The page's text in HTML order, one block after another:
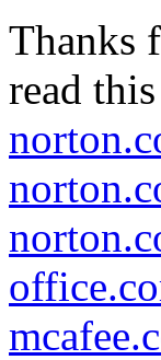
Thanks
read